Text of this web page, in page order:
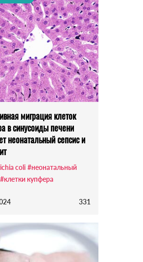
миграция клеток
в синусоиды печени
неонатальный сепсис и
coli #неонатальный
#клетки купфера
331